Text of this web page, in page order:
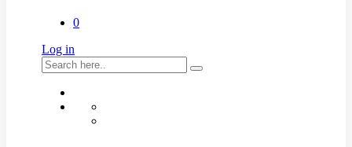
0
Log in